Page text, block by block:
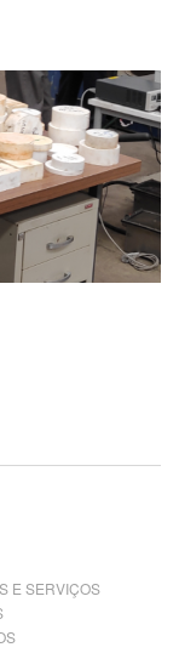
E SERVIÇOS